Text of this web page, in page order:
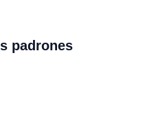
padrones